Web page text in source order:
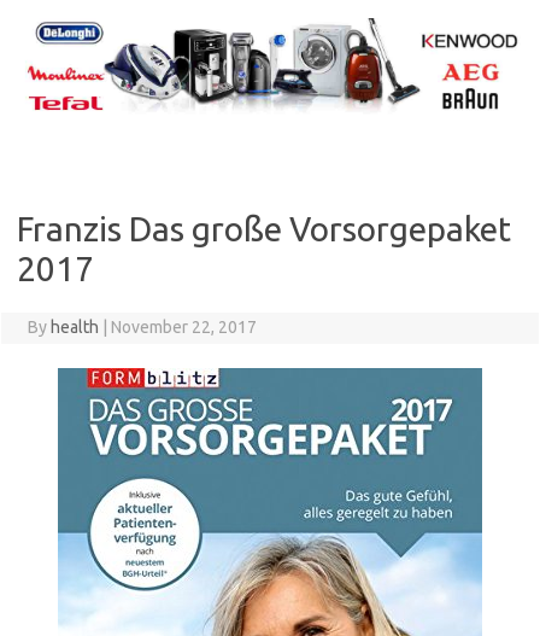
content
Franzis Das große Vorsorgepaket
2017
By health November 22, 2017